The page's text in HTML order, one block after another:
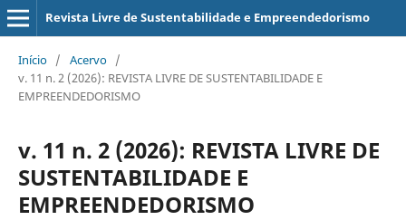
Revista Livre de Sustentabilidade e Empreendedorismo
Início / Acervo /
v. 11 n. 2 (2026): REVISTA LIVRE DE SUSTENTABILIDADE E
EMPREENDEDORISMO
v. 11 n. 2 (2026): REVISTA LIVRE DE
SUSTENTABILIDADE E
EMPREENDEDORISMO